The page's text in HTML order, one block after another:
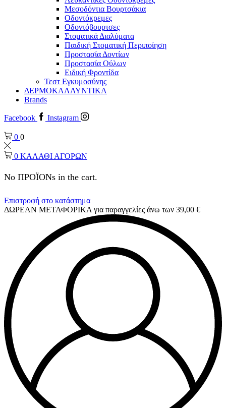
Μεσοδόντια Βουρτσάκια
Οδοντόκρεμες
Οδοντόβουρτσες
Στοματικά Διαλύματα
Παιδική Στοματική Περιποίηση
Προστασία Δοντίων
Προστασία Ούλων
Ειδική Φροντίδα
Τεστ Εγκυμοσύνης
ΔΕΡΜΟΚΑΛΛΥΝΤΙΚΑ
Brands
Facebook Instagram
0 0
0 ΚΑΛΑΘΙ ΑΓΟΡΩΝ
No ΠΡΟΪΟΝs in the cart.
Επιστροφή στο κατάστημα
ΔΩΡΕΑΝ ΜΕΤΑΦΟΡΙΚΑ για παραγγελίες άνω των 39,00 €